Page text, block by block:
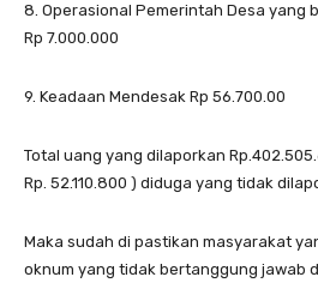
8. Operasional Pemerintah Desa yang
Rp 7.000.000
9. Keadaan Mendesak Rp 56.700.00
Total uang yang dilaporkan Rp.
Rp. 52.110.800 ) diduga yang tidak
Maka sudah di pastikan masyarakat
oknum yang tidak bertanggung jawab